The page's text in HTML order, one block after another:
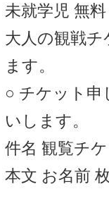
未就学児 無料
大人の観戦
ます。
○ チケット申
いします。
件名 観覧チ
本文 お名前